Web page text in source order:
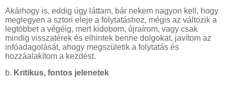
Akárhogy is, eddig úgy láttam, bár nekem nagyon kell, hogy
meglegyen a sztori eleje a folytatáshoz, mégis az változik a
legtöbbet a végéig, mert kidobom, újraírom, vagy csak
mindig visszatérek és elhintek benne dolgokat, javítom az
infóadagolását, ahogy megszületik a folytatás és
hozzáalakítom a kezdést.
b. Kritikus, fontos jelenetek